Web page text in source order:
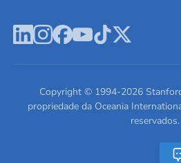
Escreva para nós
Copyright © 1994-2026
propriedade da Oceania
reservados.